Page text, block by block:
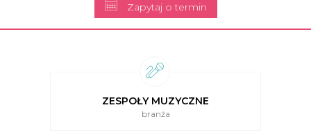
Zapytaj o termin
ZESPOŁY MUZYCZNE
branża